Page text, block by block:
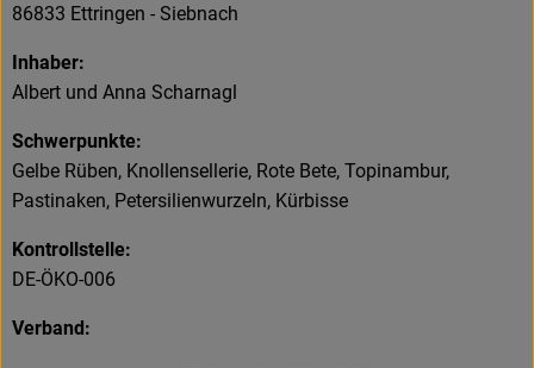
Naturkosmetik
Drogerie
Veranstaltungen
Kundenbrief
86833 Ettringen - Siebnach
Inhaber:
Albert und Anna Scharnagl
Schwerpunkte:
Gelbe Rüben, Knollensellerie, Rote Bete, Topinambur,
Pastinaken, Petersilienwurzeln, Kürbisse
Kontrollstelle:
DE-ÖKO-006
Verband: